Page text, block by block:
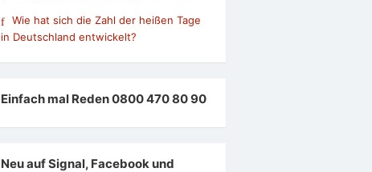
Wie hat sich die Zahl der heißen Tage
in Deutschland entwickelt?
Einfach mal Reden 0800 470 80 90
Neu auf Signal, Facebook und